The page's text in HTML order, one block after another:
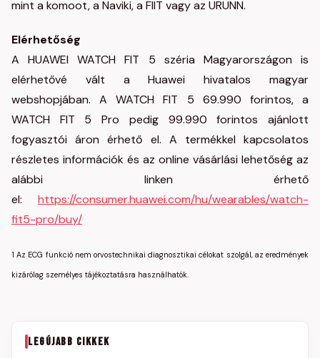
mint a komoot, a Naviki, a FIIT vagy az URUNN.
Elérhetőség
A HUAWEI WATCH FIT 5 széria Magyarországon is
elérhetővé vált a Huawei hivatalos magyar
webshopjában. A WATCH FIT 5 69.990 forintos, a
WATCH FIT 5 Pro pedig 99.990 forintos ajánlott
fogyasztói áron érhető el. A termékkel kapcsolatos
részletes információk és az online vásárlási lehetőség az
alábbi linken érhető
el: https://consumer.huawei.com/hu/wearables/watch-
fit5-pro/buy/
1 Az ECG funkció nem orvostechnikai diagnosztikai célokat szolgál, az eredmények
kizárólag személyes tájékoztatásra használhatók.
LEGÚJABB CIKKEK